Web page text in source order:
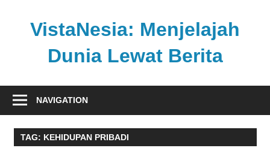
VistaNesia: Menjelajah
Dunia Lewat Berita
nasional
global
dalam
NAVIGATION
TAG: KEHIDUPAN PRIBADI